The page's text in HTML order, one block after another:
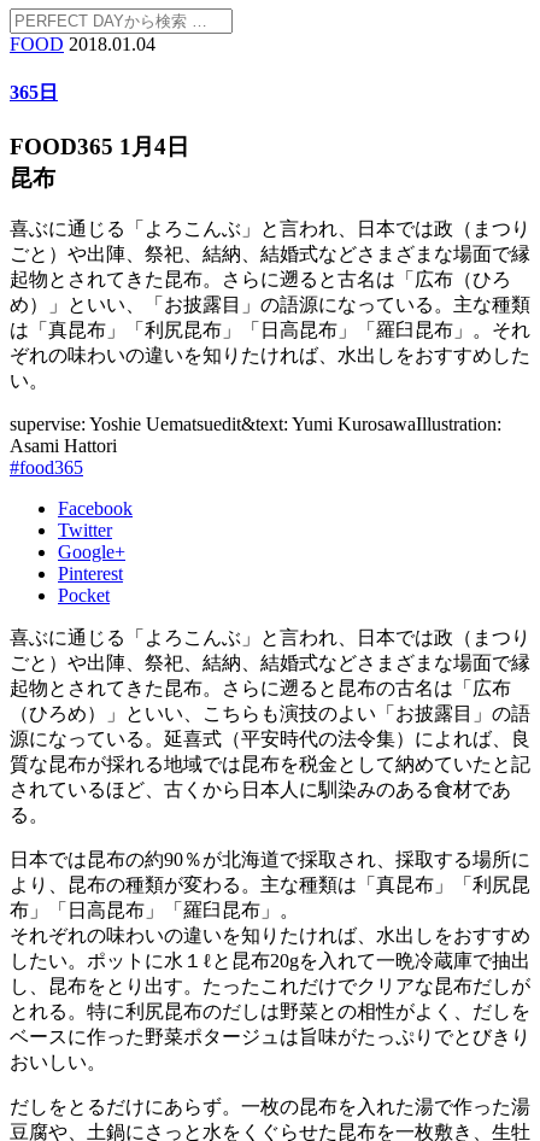
FOOD 2018.01.04
365日
FOOD365 1月4日
昆布
喜ぶに通じる「よろこんぶ」と言われ、日本では政（まつり
ごと）や出陣、祭祀、結納、結婚式などさまざまな場面で縁
起物とされてきた昆布。さらに遡ると古名は「広布（ひろ
め）」といい、「お披露目」の語源になっている。主な種類
は「真昆布」「利尻昆布」「日高昆布」「羅臼昆布」。それ
ぞれの味わいの違いを知りたければ、水出しをおすすめした
い。
supervise: Yoshie Uematsuedit&text: Yumi KurosawaIllustration:
Asami Hattori
#food365
Facebook
Twitter
Google+
Pinterest
Pocket
喜ぶに通じる「よろこんぶ」と言われ、日本では政（まつり
ごと）や出陣、祭祀、結納、結婚式などさまざまな場面で縁
起物とされてきた昆布。さらに遡ると昆布の古名は「広布
（ひろめ）」といい、こちらも演技のよい「お披露目」の語
源になっている。延喜式（平安時代の法令集）によれば、良
質な昆布が採れる地域では昆布を税金として納めていたと記
されているほど、古くから日本人に馴染みのある食材であ
る。
日本では昆布の約90％が北海道で採取され、採取する場所に
より、昆布の種類が変わる。主な種類は「真昆布」「利尻昆
布」「日高昆布」「羅臼昆布」。
それぞれの味わいの違いを知りたければ、水出しをおすすめ
したい。ポットに水１ℓと昆布20gを入れて一晩冷蔵庫で抽出
し、昆布をとり出す。たったこれだけでクリアな昆布だしが
とれる。特に利尻昆布のだしは野菜との相性がよく、だしを
ベースに作った野菜ポタージュは旨味がたっぷりでとびきり
おいしい。
だしをとるだけにあらず。一枚の昆布を入れた湯で作った湯
豆腐や、土鍋にさっと水をくぐらせた昆布を一枚敷き、生牡